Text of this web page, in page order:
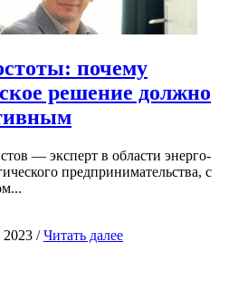
почему
решение должно
— эксперт в области энерго-
предпринимательства, с
2023 /Читать далее